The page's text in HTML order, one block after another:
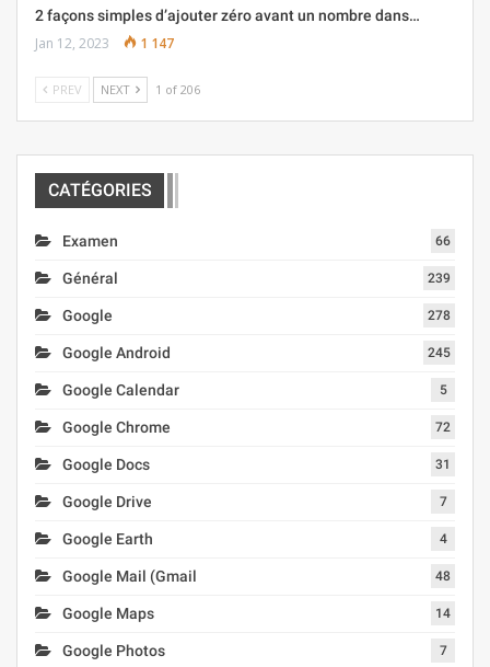
2 façons simples d’ajouter zéro avant un nombre dans…
Jan 12, 2023 1 147
PREV NEXT 1 of 206
CATÉGORIES
Examen 66
Général 239
Google 278
Google Android 245
Google Calendar 5
Google Chrome 72
Google Docs 31
Google Drive 7
Google Earth 4
Google Mail (Gmail 48
Google Maps 14
Google Photos 7